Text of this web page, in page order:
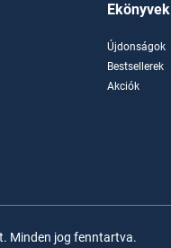
Ekönyvek
Újdonságok
Bestsellerek
Akciók
Minden jog fenntartva.